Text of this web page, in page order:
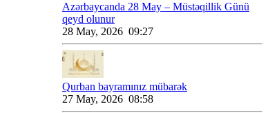
Azərbaycanda 28 May – Müstəqillik Günü
qeyd olunur
28 May, 2026 09:27
Qurban bayramınız mübarək
27 May, 2026 08:58